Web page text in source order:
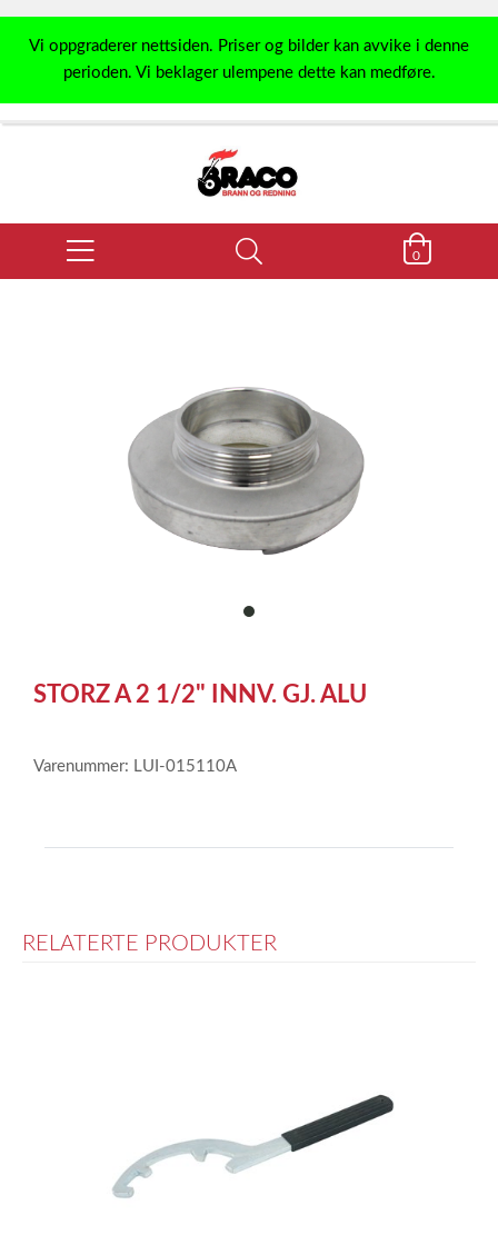
Vi oppgraderer nettsiden. Priser og bilder kan avvike i denne
perioden. Vi beklager ulempene dette kan medføre.
0
item
of
STORZ A 2 1/2" INNV. GJ. ALU
Varenummer: LUI-015110A
RELATERTE PRODUKTER